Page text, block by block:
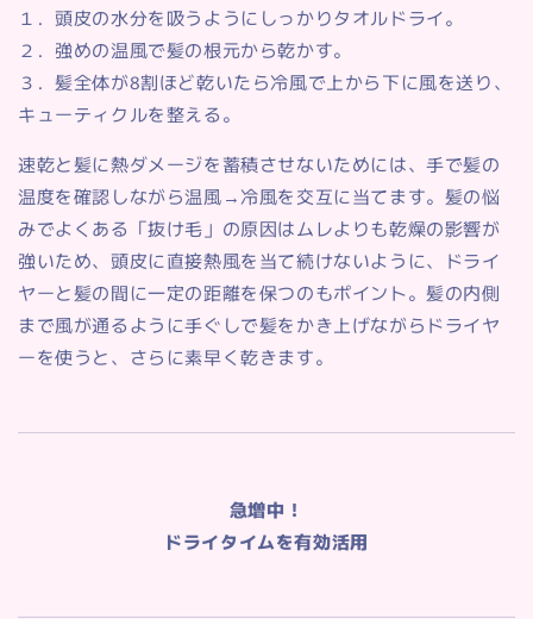
１．頭皮の水分を吸うようにしっかりタオルドライ。
２．強めの温風で髪の根元から乾かす。
３．髪全体が8割ほど乾いたら冷風で上から下に風を送り、
キューティクルを整える。
速乾と髪に熱ダメージを蓄積させないためには、手で髪の
温度を確認しながら温風→冷風を交互に当てます。髪の悩
みでよくある「抜け毛」の原因はムレよりも乾燥の影響が
強いため、頭皮に直接熱風を当て続けないように、ドライ
ヤーと髪の間に一定の距離を保つのもポイント。髪の内側
まで風が通るように手ぐしで髪をかき上げながらドライヤ
ーを使うと、さらに素早く乾きます。
急増中！
ドライタイムを有効活用